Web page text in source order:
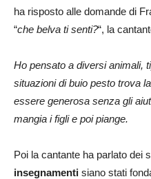
ha risposto alle domande di
“che belva ti senti?“, la
Ho pensato a diversi animali,
situazioni di buio pesto trova
essere generosa senza gli
mangia i figli e poi piange.
Poi la cantante ha parlato dei
insegnamenti siano stati